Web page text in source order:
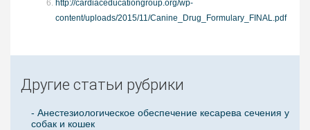
http://cardiaceducationgroup.org/wp-
content/uploads/2015/11/Canine_Drug_Formulary_FINAL.pdf
Другие статьи рубрики
- Анестезиологическое обеспечение кесарева сечения у
собак и кошек